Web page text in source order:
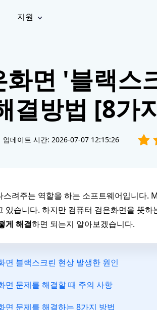
LINE 데이터 복구
사진 복
구
문서 복
구
영상 화
질 높이
AI
사진 화
질 높이
온
얼
Dll Fixer
Windows DLL 오류 수정
Email Repair
손상된 PST/OST 파일 복구
지원
면 '블랙스
결방법 [8가
업데이트 시간: 2026-07-07 12:15:26
려주는 역할을 하는 소프트웨어입니다.
있습니다. 하지만 컴퓨터 검은화면을 뜻
게 해결하면 되는지 알아보겠습니다.
면 블랙스크린 현상 발생한 원인
면 문제를 해결할 때 주의 사항
면 문제를 해결하는 8가지 방법